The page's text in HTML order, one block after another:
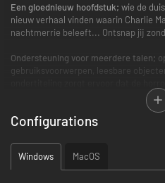
Een gloednieuw hoofdstuk; wie de
nieuw verhaal vinden waarin Charlie
nachtmerrie beleeft... Ontsnap jij
Ondersteuning voor meerdere talen;
gebruiksvoorwerpen, leesbare
Speel ook het origineel;
graphics, of beleef de gruwelijkheden
Configurations
Windows MacOS